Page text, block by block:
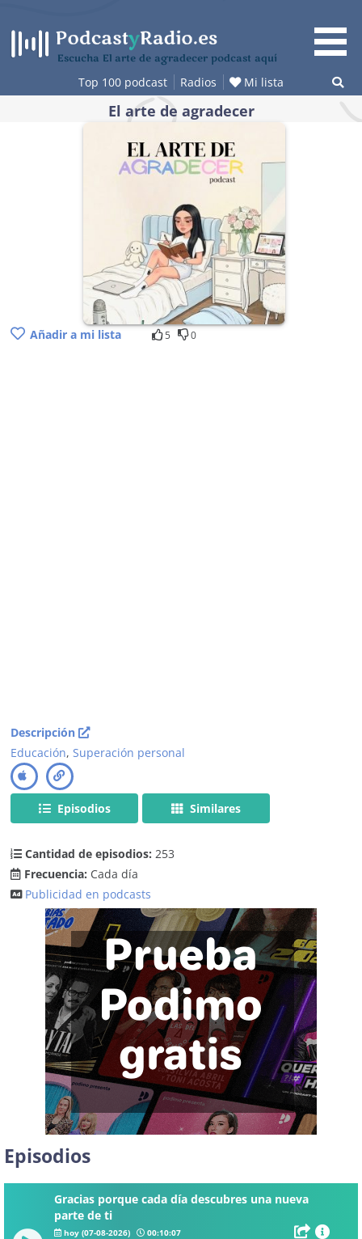
contenido
Escucha El arte de agradecer podcast aquí
Top 100 podcast Radios Mi lista
El arte de agradecer
Añadir a mi lista 5 0
Descripción
Educación,Superación personal
Episodios Similares
Cantidad de episodios: 253
Frecuencia: Cada día
Publicidad en podcasts
Episodios
Gracias porque cada día descubres una nueva
parte de ti
hoy (07-08-2026) 00:10:07